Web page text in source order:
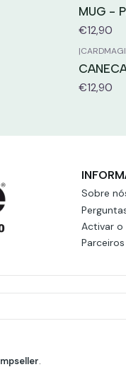
MUG -
€12,90
|
€12,90
Sobre
Activar
Parceiros
.